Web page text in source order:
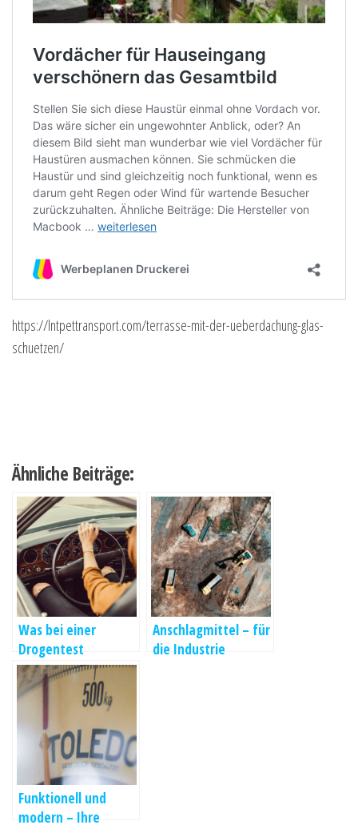
https://lntpettransport.com/terrasse-mit-der-ueberdachung-glas-
schuetzen/
Ähnliche Beiträge:
Was bei einer
Drogentest
Haaranalyse
berücksichtigt
werden muss
Anschlagmittel – für
die Industrie
Funktionell und
modern – Ihre